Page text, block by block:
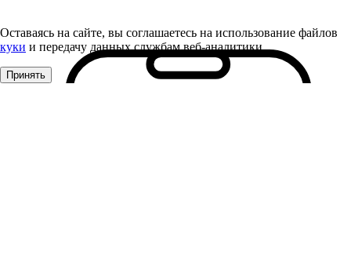
Оставаясь на сайте, вы соглашаетесь на использование файлов
куки и передачу данных службам веб-аналитики
Принять